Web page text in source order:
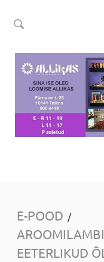
E-POOD /
EETERLIKUD